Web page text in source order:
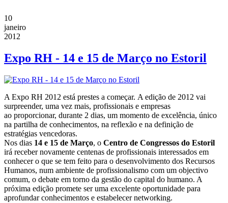
10
janeiro
2012
Expo RH - 14 e 15 de Março no Estoril
A Expo RH 2012 está prestes a começar. A edição de 2012 vai
surpreender, uma vez mais, profissionais e empresas
ao proporcionar, durante 2 dias, um momento de excelência, único
na partilha de conhecimentos, na reflexão e na definição de
estratégias vencedoras.
Nos dias 14 e 15 de Março, o Centro de Congressos do Estoril
irá receber novamente centenas de profissionais interessados em
conhecer o que se tem feito para o desenvolvimento dos Recursos
Humanos, num ambiente de profissionalismo com um objectivo
comum, o debate em torno da gestão do capital do humano. A
próxima edição promete ser uma excelente oportunidade para
aprofundar conhecimentos e estabelecer networking.